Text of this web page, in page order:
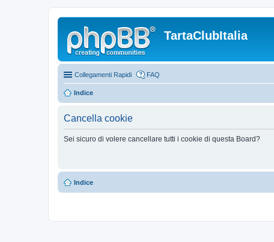
TartaClubItalia
Collegamenti Rapidi FAQ
Indice
Cancella cookie
Sei sicuro di volere cancellare tutti i cookie di questa Board?
Indice